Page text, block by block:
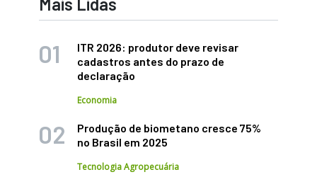
ITR 2026: produtor deve revisar
cadastros antes do prazo de
declaração
Economia
Produção de biometano cresce 75%
no Brasil em 2025
Tecnologia Agropecuária